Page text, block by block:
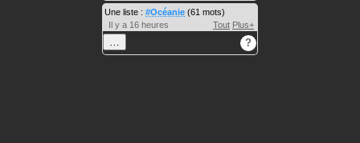
Une liste : #Océanie (61 mots)
Il y a 16 heures
Tout Plus+
?